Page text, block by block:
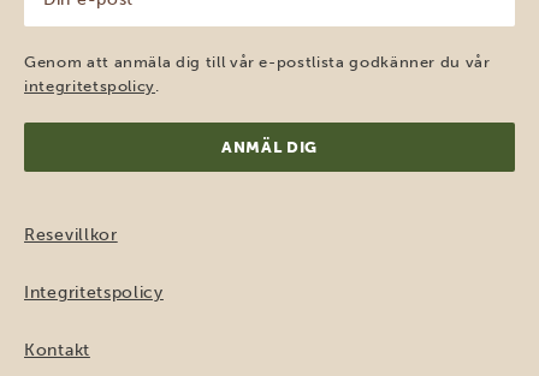
post
(Obligatoriskt)
Genom att anmäla dig till vår e-postlista godkänner du vår
integritetspolicy
Resevillkor
Integritetspolicy
Kontakt